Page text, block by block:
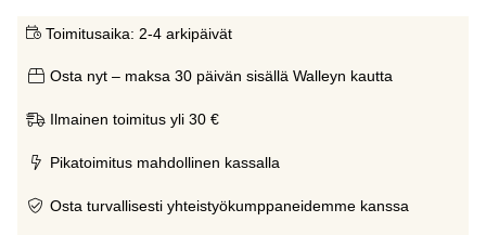
Toimitusaika: 2-4 arkipäivät
Osta nyt – maksa 30 päivän sisällä Walleyn kautta
Ilmainen toimitus yli 30 €
Pikatoimitus mahdollinen kassalla
Osta turvallisesti yhteistyökumppaneidemme kanssa